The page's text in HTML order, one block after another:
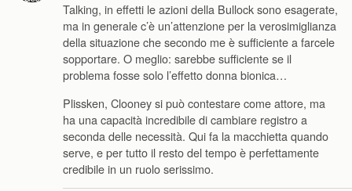
Talking, in effetti le azioni della Bullock sono esagerate,
ma in generale c’è un’attenzione per la verosimiglianza
della situazione che secondo me è sufficiente a farcele
sopportare. O meglio: sarebbe sufficiente se il
problema fosse solo l’effetto donna bionica…
Plissken, Clooney si può contestare come attore, ma
ha una capacità incredibile di cambiare registro a
seconda delle necessità. Qui fa la macchietta quando
serve, e per tutto il resto del tempo è perfettamente
credibile in un ruolo serissimo.